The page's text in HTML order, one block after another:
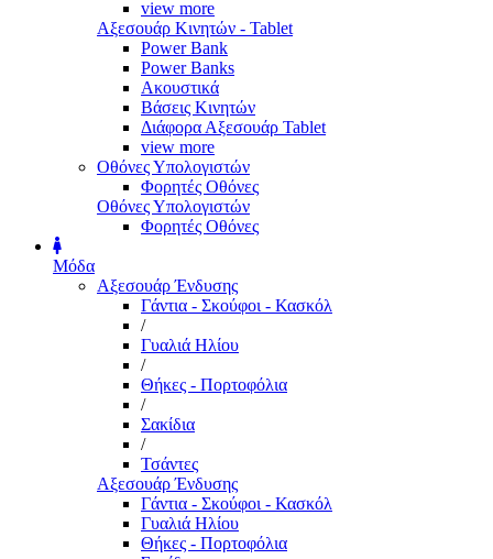
view more
Αξεσουάρ Κινητών - Tablet
Power Bank
Power Banks
Ακουστικά
Βάσεις Κινητών
Διάφορα Αξεσουάρ Tablet
view more
Οθόνες Υπολογιστών
Φορητές Οθόνες
Οθόνες Υπολογιστών
Φορητές Οθόνες
Μόδα
Αξεσουάρ Ένδυσης
Γάντια - Σκούφοι - Κασκόλ
/
Γυαλιά Ηλίου
/
Θήκες - Πορτοφόλια
/
Σακίδια
/
Τσάντες
Αξεσουάρ Ένδυσης
Γάντια - Σκούφοι - Κασκόλ
Γυαλιά Ηλίου
Θήκες - Πορτοφόλια